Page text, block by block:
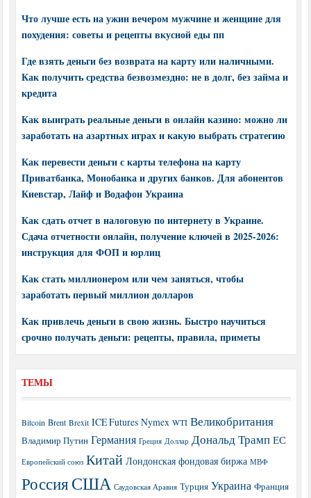
Что лучше есть на ужин вечером мужчине и женщине для
похудения: советы и рецепты вкусной еды пп
Где взять деньги без возврата на карту или наличными.
Как получить средства безвозмездно: не в долг, без займа и
кредита
Как выиграть реальные деньги в онлайн казино: можно ли
заработать на азартных играх и какую выбрать стратегию
Как перевести деньги с карты телефона на карту
Приватбанка, Монобанка и других банков. Для абонентов
Киевстар, Лайф и Водафон Украина
Как сдать отчет в налоговую по интернету в Украине.
Сдача отчетности онлайн, получение ключей в 2025-2026:
инструкция для ФОП и юрлиц
Как стать миллионером или чем заняться, чтобы
заработать первый миллион долларов
Как привлечь деньги в свою жизнь. Быстро научиться
срочно получать деньги: рецепты, правила, приметы
ТЕМЫ
Bitcoin Brent Brexit ICE Futures Nymex WTI Великобритания
Владимир Путин Германия Греция Доллар Дональд Трамп ЕС
Европейский союз Китай Лондонская фондовая биржа МВФ
РоссияСША Саудовская Аравия Турция Украина Франция